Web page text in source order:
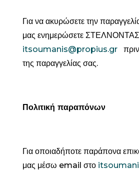
Για να ακυρώσετε την
μας ενημερώσετε
itsoumanis@propius.grπριν
της παραγγελίας σας.
Πολιτική παραπόνων
Για οποιαδήποτε παράπονα
μας μέσω email στο